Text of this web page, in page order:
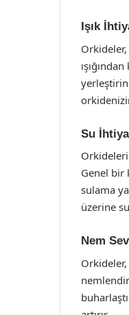
Işık
Su
Genel bir
sulama
üzerine
Nem